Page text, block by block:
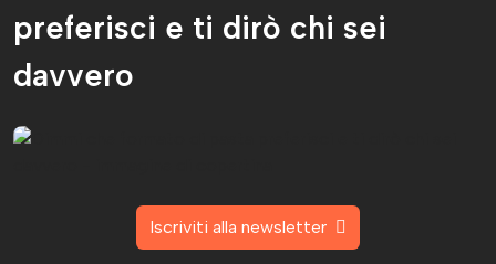
preferisci e ti dirò chi sei
davvero
Iscriviti alla newsletter